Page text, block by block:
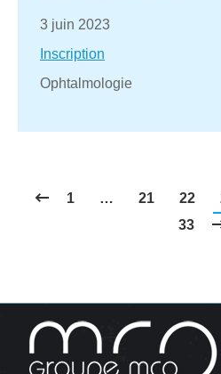
3 juin 2023
Inscription
Ophtalmologie
1 … 21 22
33